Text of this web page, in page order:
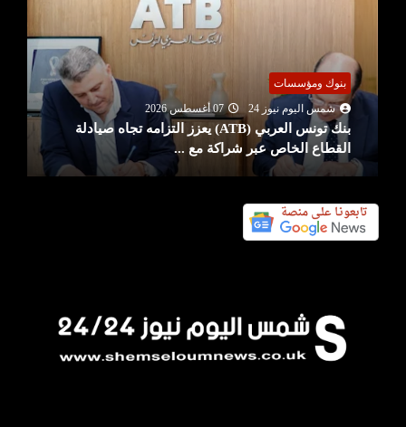
بنوك ومؤسسات
شمس اليوم نيوز 24
07 أغسطس 2026
بنك تونس العربي (ATB) يعزز التزامه تجاه صيادلة
القطاع الخاص عبر شراكة مع ...